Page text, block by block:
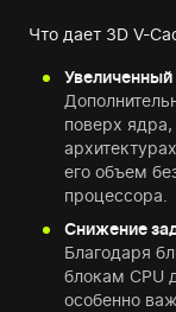
Что дает 3D V-
поверх
его объем
процессора.
Снижение
Благодаря
блокам CPU
особенно